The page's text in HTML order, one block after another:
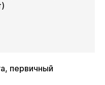
первичный